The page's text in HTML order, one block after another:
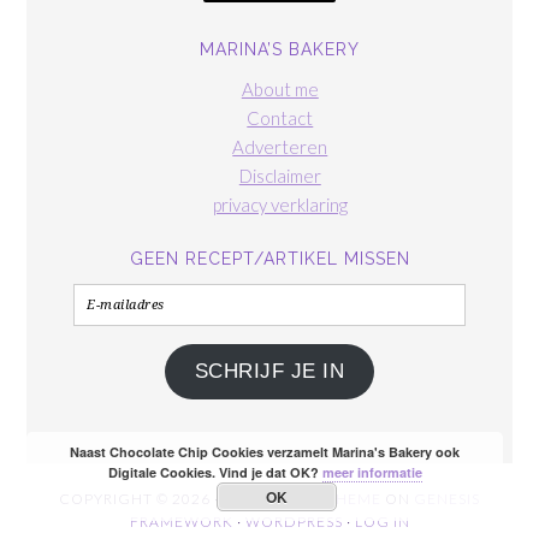
MARINA’S BAKERY
About me
Contact
Adverteren
Disclaimer
privacy verklaring
GEEN RECEPT/ARTIKEL MISSEN
E-
mailadres
SCHRIJF JE IN
COPYRIGHT © 2026 · FOODIE PRO THEME
FRAMEWORK · WORDPRESS · LOG IN
Naast Chocolate Chip Cookies verzamelt Marina's Bakery ook
Digitale Cookies. Vind je dat OK? meer informatie
OK